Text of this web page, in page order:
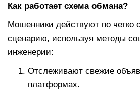
Как работает схема обмана?
Мошенники действуют по четко
сценарию, используя методы
инженерии:
Отслеживают свежие
платформах.